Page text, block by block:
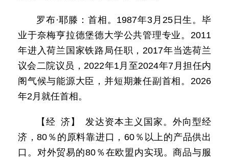
罗布·耶滕：首相。1987年3月25日生。毕
业于奈梅亨拉德堡德大学公共管理专业。2011
年进入荷兰国家铁路局任职，2017年当选荷兰
议会二院议员，2022年1月至2024年7月担任内
阁气候与能源大臣，并短期兼任副首相。2026
年2月就任首相。
【经 济】 发达资本主义国家。外向型经
济，80％的原料靠进口，60％以上的产品供出
口。对外贸易的80％在欧盟内实现。商品与服